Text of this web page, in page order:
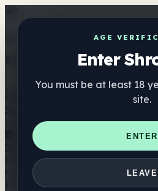
AGE
Enter
You must be at least 18
site.
ENTER
LEAVE
Get the ShrooMap app
Better than mobile web — one
Verzeichnis
🏢 Markenverzeichnis
📍
Smartshop-Finder
Nahrungsergänzung
🍬 Pilz-Gummis
💊 Pilz-Kapseln
☕ Pilz-Kaffee 🍫 Pilz-